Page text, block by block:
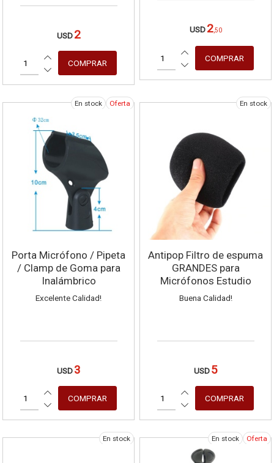
USD 2 USD 2,50
En stock Oferta
Porta Micrófono / Pipeta
/ Clamp de Goma para
Inalámbrico
Excelente Calidad!
USD 3
En stock
Antipop Filtro de espuma
GRANDES para
Micrófonos Estudio
Buena Calidad!
USD 5
En stock En stock Oferta